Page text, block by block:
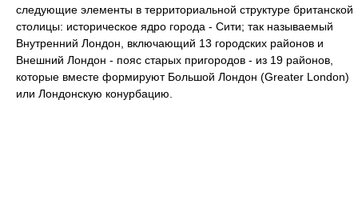
следующие элементы в территориальной структуре британской
столицы: историческое ядро города - Сити; так называемый
Внутренний Лондон, включающий 13 городских районов и
Внешний Лондон - пояс старых пригородов - из 19 районов,
которые вместе формируют Большой Лондон (Greater London)
или Лондонскую конурбацию.